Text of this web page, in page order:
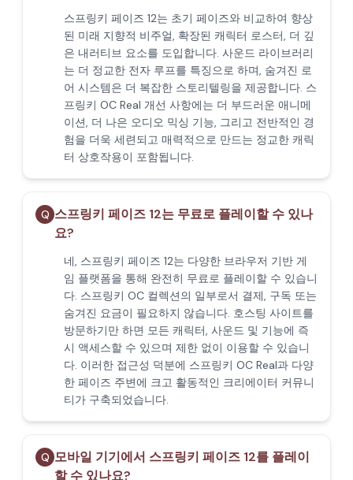
스프링키 페이즈 12는 초기 페이즈와 비교하여 향상
된 미래 지향적 비주얼, 확장된 캐릭터 로스터, 더 깊
은 내러티브 요소를 도입합니다. 사운드 라이브러리
는 더 정교한 전자 루프를 특징으로 하며, 숨겨진 로
어 시스템은 더 복잡한 스토리텔링을 제공합니다. 스
프링키 OC Real 개선 사항에는 더 부드러운 애니메
이션, 더 나은 오디오 믹싱 기능, 그리고 전반적인 경
험을 더욱 세련되고 매력적으로 만드는 정교한 캐릭
터 상호작용이 포함됩니다.
Q 스프링키 페이즈 12는 무료로 플레이할 수 있나
요?
네, 스프링키 페이즈 12는 다양한 브라우저 기반 게
임 플랫폼을 통해 완전히 무료로 플레이할 수 있습니
다. 스프링키 OC 컬렉션의 일부로서 결제, 구독 또는
숨겨진 요금이 필요하지 않습니다. 호스팅 사이트를
방문하기만 하면 모든 캐릭터, 사운드 및 기능에 즉
시 액세스할 수 있으며 제한 없이 이용할 수 있습니
다. 이러한 접근성 덕분에 스프링키 OC Real과 다양
한 페이즈 주변에 크고 활동적인 크리에이터 커뮤니
티가 구축되었습니다.
Q 모바일 기기에서 스프링키 페이즈 12를 플레이
할 수 있나요?